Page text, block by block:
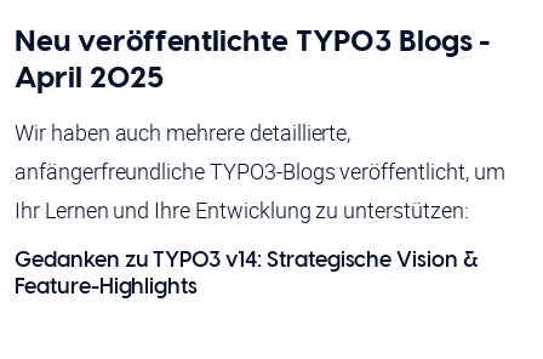
Neu veröffentlichte TYPO3 Blogs -
April 2025
Wir haben auch mehrere detaillierte,
anfängerfreundliche TYPO3-Blogs veröffentlicht, um
Ihr Lernen und Ihre Entwicklung zu unterstützen:
Gedanken zu TYPO3 v14: Strategische Vision &
Feature-Highlights